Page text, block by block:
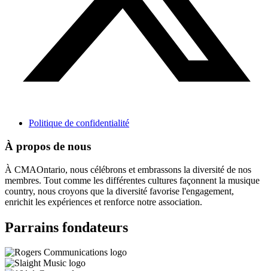
Politique de confidentialité
À propos de nous
À CMAOntario, nous célébrons et embrassons la diversité de nos
membres. Tout comme les différentes cultures façonnent la musique
country, nous croyons que la diversité favorise l'engagement,
enrichit les expériences et renforce notre association.
Parrains fondateurs